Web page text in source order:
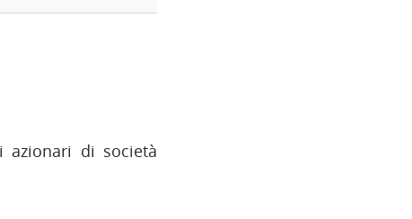
azionari di società